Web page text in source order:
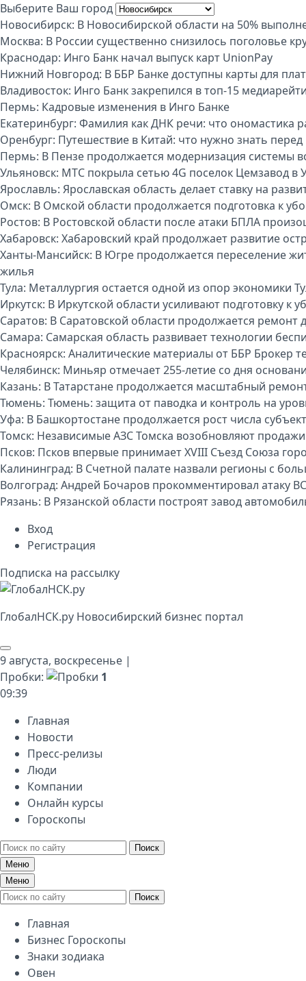
Выберите Ваш город
Новосибирск: В Новосибирской области на 50%
Москва: В России существенно снизилось поголовье
Краснодар: Инго Банк начал выпуск карт UnionPay
Нижний Новгород: В ББР Банке доступны карты для
Владивосток: Инго Банк закрепился в топ-15
Пермь: Кадровые изменения в Инго Банке
Екатеринбург: Фамилия как ДНК речи: что ономастика
Оренбург: Путешествие в Китай: что нужно знать перед
Пермь: В Пензе продолжается модернизация системы
Ульяновск: МТС покрыла сетью 4G поселок Цемзавод в
Ярославль: Ярославская область делает ставку на
Омск: В Омской области продолжается подготовка к
Ростов: В Ростовской области после атаки БПЛА
Хабаровск: Хабаровский край продолжает развитие
Ханты-Мансийск: В Югре продолжается переселение
жилья
Тула: Металлургия остается одной из опор экономики
Иркутск: В Иркутской области усиливают подготовку к
Саратов: В Саратовской области продолжается ремонт
Самара: Самарская область развивает технологии
Красноярск: Аналитические материалы от ББР Брокер
Челябинск: Миньяр отмечает 255-летие со дня
Казань: В Татарстане продолжается масштабный
Тюмень: Тюмень: защита от паводка и контроль на
Уфа: В Башкортостане продолжается рост числа
Томск: Независимые АЗС Томска возобновляют
Псков: Псков впервые принимает XVIII Съезд Союза
Калининград: В Счетной палате назвали регионы с
Волгоград: Андрей Бочаров прокомментировал атаку
Рязань: В Рязанской области построят завод
Вход
Регистрация
Подписка на рассылку
ГлобалНСК.py Новосибирский бизнес портал
9 августа, воскресенье |
Пробки:
1
09:39
Главная
Новости
Пресс-релизы
Люди
Компании
Онлайн курсы
Гороскопы
Поиск
Меню
Меню
Поиск
Главная
Бизнес Гороскопы
Знаки зодиака
Овен